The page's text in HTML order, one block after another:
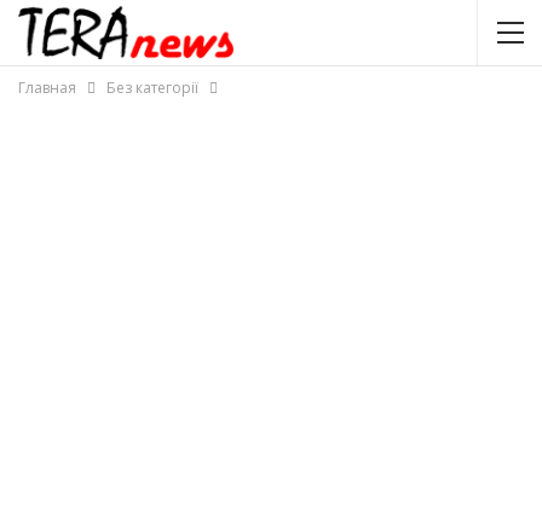
Главная Без категорії